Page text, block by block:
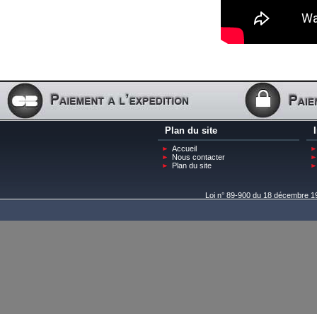
Plan du site
Accueil
Nous contacter
Plan du site
Loi n° 89-900 du 18 décembre